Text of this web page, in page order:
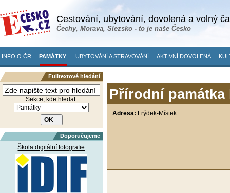
Cestování, ubytování, dovolená a volný
Čechy, Morava, Slezsko - to je naše Česko
INFO O ČR PAMÁTKY UBYTOVÁNÍ A STRAVOVÁNÍ AKTIVNÍ DOVOLENÁ
Fulltextové hledání
Sekce, kde hledat:
Doporučujeme
Škola digitální fotografie
Přírodní
Adresa: Frýdek-Místek